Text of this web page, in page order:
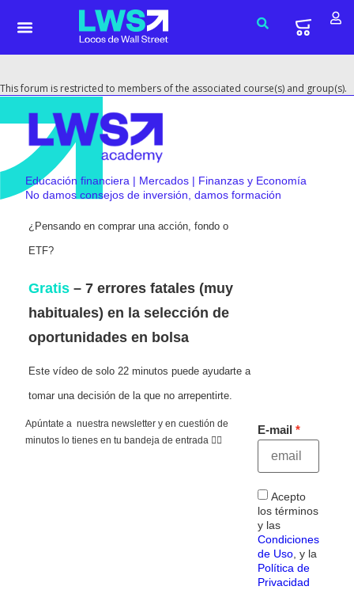
This forum is restricted to members of the associated course(s) and group(s).
Educación financiera | Mercados | Finanzas y Economía
No damos consejos de inversión, damos formación
¿Pensando en comprar una acción, fondo o
ETF?
Gratis – 7 errores fatales (muy
habituales) en la selección de
oportunidades en bolsa
Este vídeo de solo 22 minutos puede ayudarte a
tomar una decisión de la que no arrepentirte.
Apúntate a nuestra newsletter y en cuestión de
minutos lo tienes en tu bandeja de entrada 👇🏻
E-mail
Acepto
los términos
y las
Condiciones
de Uso, y la
Política de
Privacidad